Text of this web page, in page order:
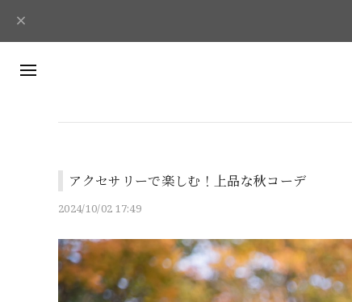
アクセサリーで楽しむ！上品な秋コーデ
2024/10/02 17:49